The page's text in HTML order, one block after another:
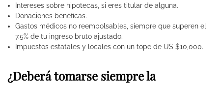
Intereses sobre hipotecas, si eres titular de alguna.
Donaciones benéficas.
Gastos médicos no reembolsables, siempre que superen el
7.5% de tu ingreso bruto ajustado.
Impuestos estatales y locales con un tope de US $10,000.
¿Deberá tomarse siempre la